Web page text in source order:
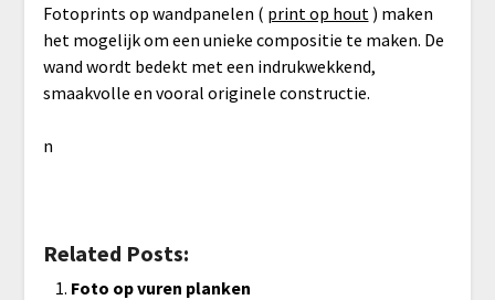
Fotoprints op wandpanelen ( print op hout ) maken
het mogelijk om een unieke compositie te maken. De
wand wordt bedekt met een indrukwekkend,
smaakvolle en vooral originele constructie.
n
Related Posts:
Foto op vuren planken